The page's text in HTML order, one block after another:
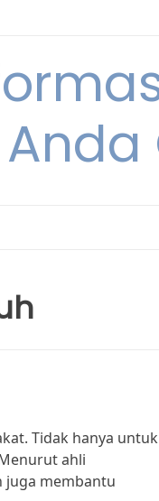
Tidak hanya untuk
ahli
juga membantu